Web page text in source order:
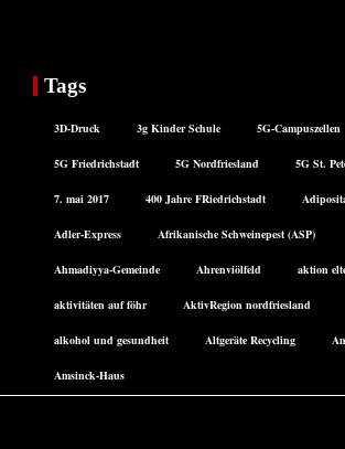
Tags
3D-Druck 3g Kinder Schule 5G-Campuszellen
5G Friedrichstadt 5G Nordfriesland 5G St.
7. mai 2017 400 Jahre FRiedrichstadt
Adler-Express Afrikanische Schweinepest (ASP)
Ahmadiyya-Gemeinde Ahrenviölfeld aktion
aktivitäten auf föhr AktivRegion nordfriesland
alkohol und gesundheit Altgeräte Recycling
Amsinck-Haus